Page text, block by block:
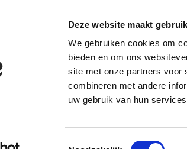
Deze website maakt
We gebruiken cookies om
bieden en om ons
site met onze partners voor
combineren met andere
uw gebruik van hun
Toestemmingsselectie
Hoe werkt het?